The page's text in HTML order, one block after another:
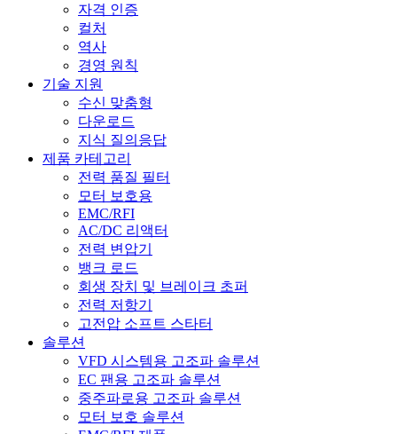
자격 인증
컬처
역사
경영 원칙
기술 지원
수신 맞춤형
다운로드
지식 질의응답
제품 카테고리
전력 품질 필터
모터 보호용
EMC/RFI
AC/DC 리액터
전력 변압기
뱅크 로드
회생 장치 및 브레이크 초퍼
전력 저항기
고전압 소프트 스타터
솔루션
VFD 시스템용 고조파 솔루션
EC 팬용 고조파 솔루션
중주파로용 고조파 솔루션
모터 보호 솔루션